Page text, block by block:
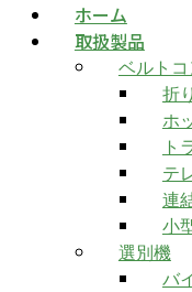
ホーム
取扱製品
ベルト
折
ホ
ト
テ
連
小
選別機
バ